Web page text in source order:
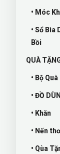
• Móc
• Sổ Bìa
Bồi
QUÀ
• Bộ
• ĐỒ
• Khăn
• Nến
• Qùa